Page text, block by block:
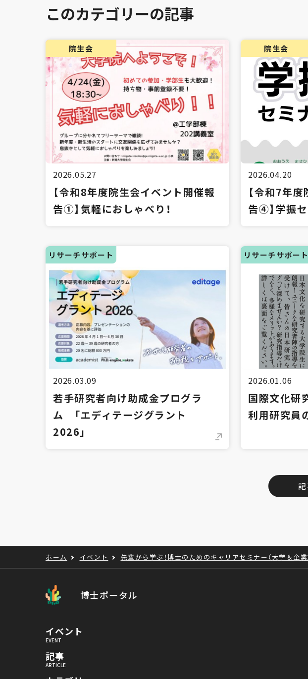
このカテゴリーの記事
院生会
2026.05.27
【令和8年度院生会イベント開催報
告①】気軽におしゃべり！
院生会
2026.04.20
【令和7年
告④】学振セ
リサーチサポート
2026.03.09
若手研究者向け助成金プログラ
ム 「エディテージグラント
2026」
リサーチサポート
2026.01.06
国際文化研
利用研究員
ホーム イベント 先輩から学ぶ！博士のためのキャリアセミナー（大学＆企業
博士ポータル
イベント
記事